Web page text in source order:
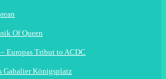
Of Queen
Europas Tribut to ACDC
Gabalier Königsplatz